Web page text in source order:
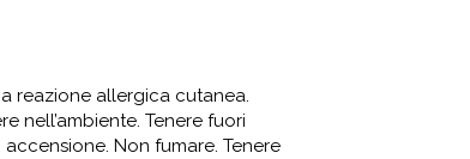
reazione allergica cutanea.
nell’ambiente. Tenere fuori
Non fumare. Tenere